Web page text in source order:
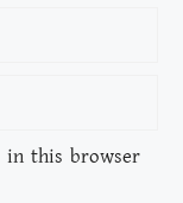
in this browser